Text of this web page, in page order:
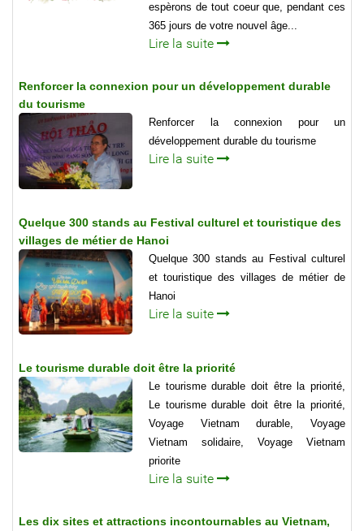
espèrons de tout coeur que, pendant ces
365 jours de votre nouvel âge...
Lire la suite
Renforcer la connexion pour un développement durable
du tourisme
Renforcer la connexion pour un
développement durable du tourisme
Lire la suite
Quelque 300 stands au Festival culturel et touristique des
villages de métier de Hanoi
Quelque 300 stands au Festival culturel
et touristique des villages de métier de
Hanoi
Lire la suite
Le tourisme durable doit être la priorité
Le tourisme durable doit être la priorité,
Le tourisme durable doit être la priorité,
Voyage Vietnam durable, Voyage
Vietnam solidaire, Voyage Vietnam
priorite
Lire la suite
Les dix sites et attractions incontournables au Vietnam,